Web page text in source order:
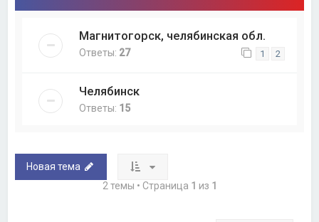
Магнитогорск, челябинская обл.
Ответы: 27 1 2
Челябинск
Ответы: 15
Новая тема
2 темы • Страница 1 из 1